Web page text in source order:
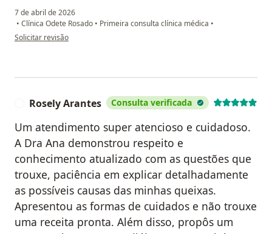
7 de abril de 2026
• Clínica Odete Rosado • Primeira consulta clínica médica •
na opinião do utilizador Sheila Kaline
Solicitar revisão
Rosely Arantes Consulta verificada
Um atendimento super atencioso e cuidadoso.
A Dra Ana demonstrou respeito e
conhecimento atualizado com as questões que
trouxe, paciência em explicar detalhadamente
as possíveis causas das minhas queixas.
Apresentou as formas de cuidados e não trouxe
uma receita pronta. Além disso, propôs um